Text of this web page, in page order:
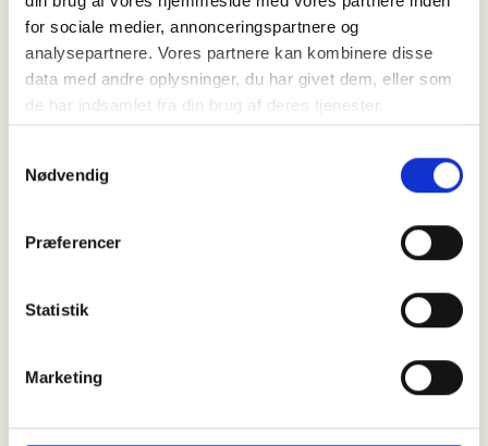
for sociale medier, annonceringspartnere og
analysepartnere. Vores partnere kan kombinere disse
data med andre oplysninger, du har givet dem, eller som
de har indsamlet fra din brug af deres tjenester.
Nødvendig
Præferencer
Statistik
Marketing